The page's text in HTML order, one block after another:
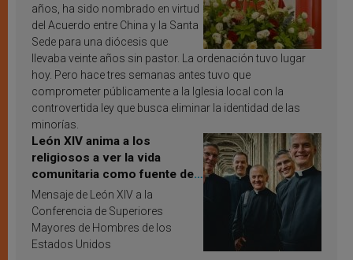
años, ha sido nombrado en virtud
del Acuerdo entre China y la Santa
Sede para una diócesis que
llevaba veinte años sin pastor. La ordenación tuvo lugar
hoy. Pero hace tres semanas antes tuvo que
comprometer públicamente a la Iglesia local con la
controvertida ley que busca eliminar la identidad de las
minorías.
León XIV anima a los
religiosos a ver la vida
comunitaria como fuente de
inspiración y santificación
Mensaje de León XIV a la
Conferencia de Superiores
Mayores de Hombres de los
Estados Unidos